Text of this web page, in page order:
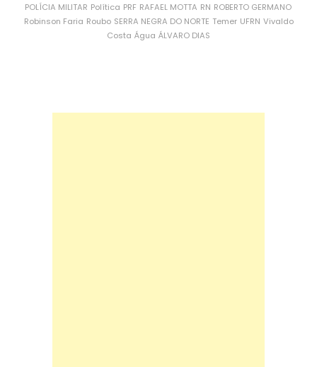
POLÍCIA MILITAR Política PRF RAFAEL MOTTA RN ROBERTO GERMANO
Robinson Faria Roubo SERRA NEGRA DO NORTE Temer UFRN Vivaldo
Costa Água ÁLVARO DIAS